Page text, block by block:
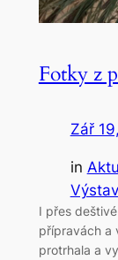
Fotky z
Zář
in
I přes
přípravách a
protrhala a